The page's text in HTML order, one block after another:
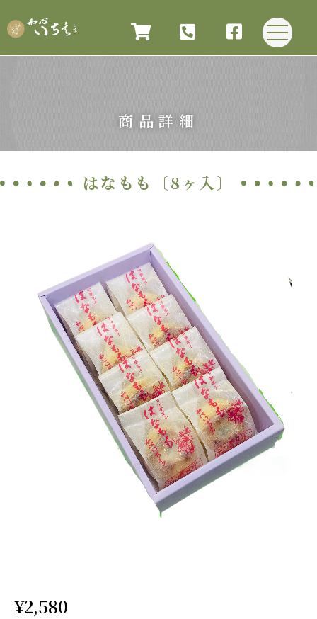
商品詳細
はなもも〔8ヶ入〕
¥2,580